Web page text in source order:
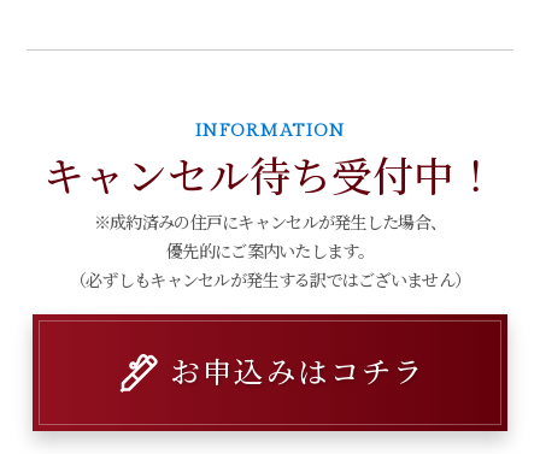
INFORMATION
キャンセル待ち受付中！
※成約済みの住戸にキャンセルが発生した場合、
優先的にご案内いたします。
（必ずしもキャンセルが発生する訳ではございません）
お申込みはコチラ